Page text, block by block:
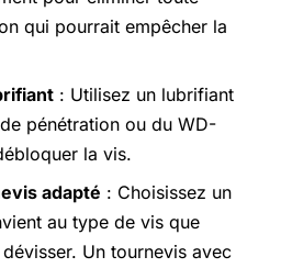
qui pourrait empêcher la
: Utilisez un lubrifiant
pénétration ou du WD-
la vis.
adapté : Choisissez un
au type de vis que
Un tournevis avec